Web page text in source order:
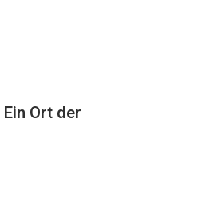
Ort der